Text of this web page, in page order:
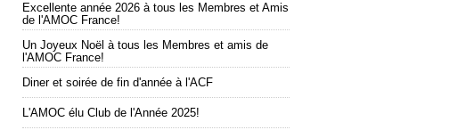
Excellente année 2026 à tous les Membres et Amis
de l'AMOC France!
Un Joyeux Noël à tous les Membres et amis de
l'AMOC France!
Diner et soirée de fin d'année à l'ACF
L'AMOC élu Club de l'Année 2025!